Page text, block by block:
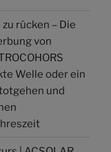
rücken – Die
von
Welle oder ein
und